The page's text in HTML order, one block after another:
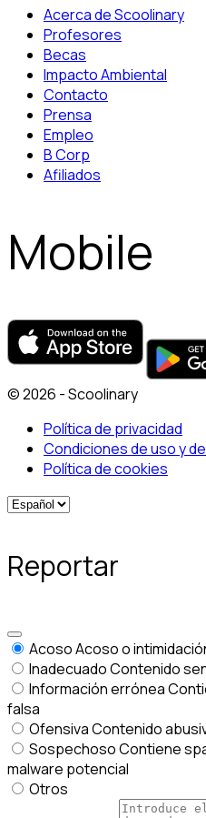
Acerca de Scoolinary
Profesores
Becas
Impacto Ambiental
Contacto
Prensa
Empleo
B Corp
Afiliados
Mobile
© 2026 - Scoolinary
Política de privacidad
Condiciones de uso y
Política de cookies
Reportar
AcosoAcoso o
InadecuadoContenido
Información errónea
falsa
OfensivaContenido
SospechosoContiene
malware potencial
Otros